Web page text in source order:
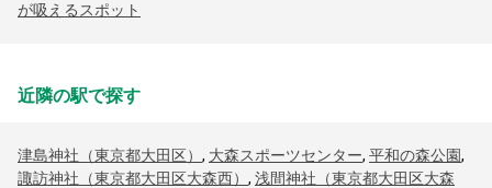
が吸えるスポット
近隣の駅で探す
津島神社（東京都大田区） , 大森スポーツセンター, 平和の森公園,
諏訪神社（東京都大田区大森西） , 浅間神社（東京都大田区大森